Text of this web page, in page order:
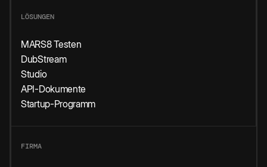
LÖSUNGEN
MARS8 Testen
DubStream
Studio
API-Dokumente
Startup-Programm
FIRMA